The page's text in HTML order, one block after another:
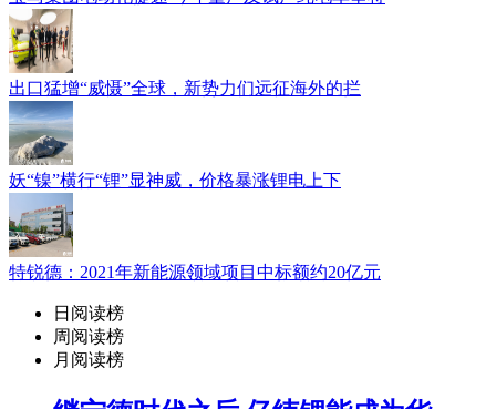
出口猛增“威慑”全球，新势力们远征海外的拦
妖“镍”横行“锂”显神威，价格暴涨锂电上下
特锐德：2021年新能源领域项目中标额约20亿元
日阅读榜
周阅读榜
月阅读榜